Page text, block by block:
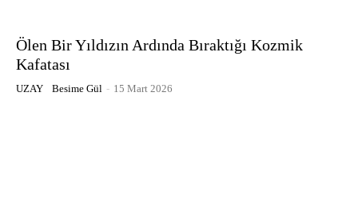
Ölen Bir Yıldızın Ardında Bıraktığı Kozmik
Kafatası
UZAY Besime Gül - 15 Mart 2026